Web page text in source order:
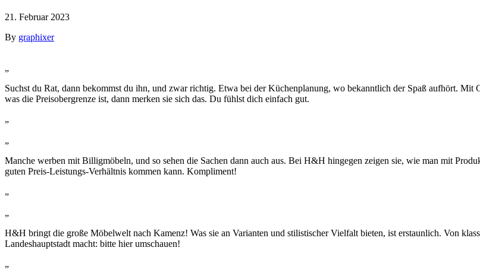
21. Februar 2023
By graphixer
„
Suchst du Rat, dann bekommst du ihn, und zwar richtig. Etwa bei der Küchenplanung, wo bekanntlich der Spaß aufhört. Mit
was die Preisobergrenze ist, dann merken sie sich das. Du fühlst dich einfach gut.
„
„
Manche werben mit Billigmöbeln, und so sehen die Sachen dann auch aus. Bei H&H hingegen zeigen sie, wie man mit
guten Preis-Leistungs-Verhältnis kommen kann. Kompliment!
„
„
H&H bringt die große Möbelwelt nach Kamenz! Was sie an Varianten und stilistischer Vielfalt bieten, ist erstaunlich. Von
Landeshauptstadt macht: bitte hier umschauen!
„